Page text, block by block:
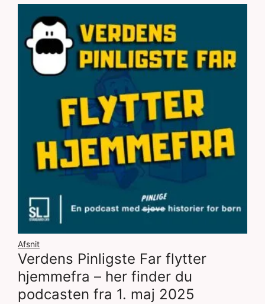
Afsnit
Verdens Pinligste Far flytter
hjemmefra – her finder du
podcasten fra 1. maj 2025